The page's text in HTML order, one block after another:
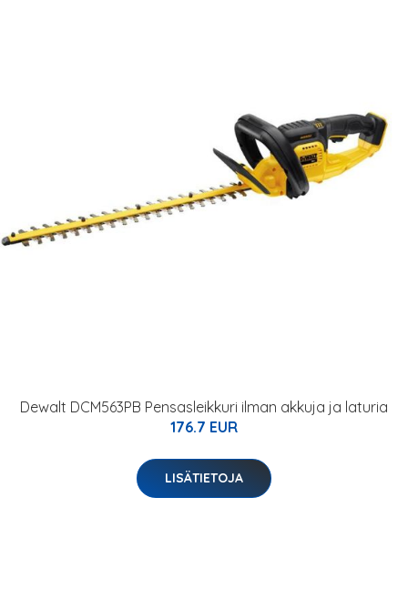
Dewalt DCM563PB Pensasleikkuri ilman akkuja ja laturia
176.7 EUR
LISÄTIETOJA